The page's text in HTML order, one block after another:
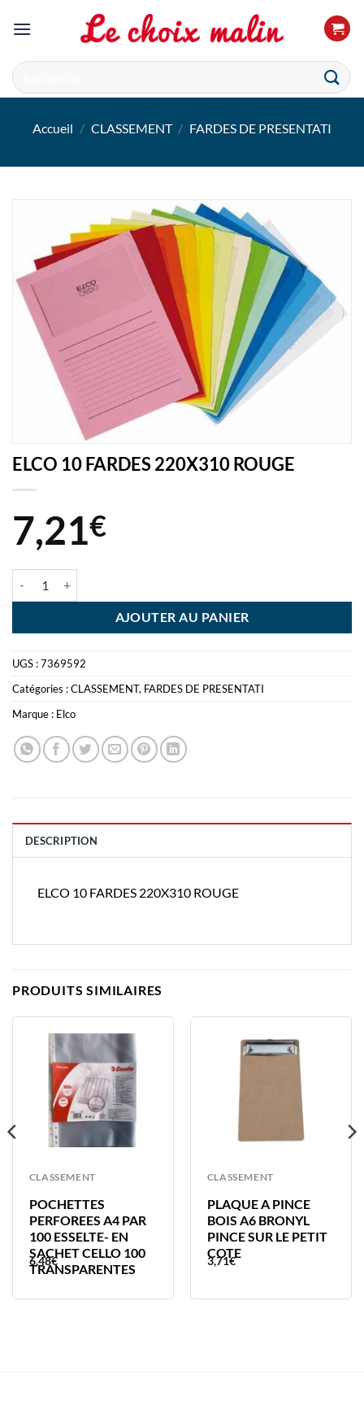
Recherche
pour :
Accueil / CLASSEMENT / FARDES DE PRESENTATI
ELCO 10 FARDES 220X310 ROUGE
7,21€
AJOUTER AU PANIER
UGS :7369592
Catégories :CLASSEMENT, FARDES DE PRESENTATI
Marque : Elco
DESCRIPTION
ELCO 10 FARDES 220X310 ROUGE
PRODUITS SIMILAIRES
CLASSEMENT
POCHETTES
PERFOREES A4 PAR
100 ESSELTE- EN
SACHET CELLO 100
TRANSPARENTES
6,48€
CLASSEMENT
PLAQUE A PINCE
BOIS A6 BRONYL
PINCE SUR LE PETIT
COTE
3,71€